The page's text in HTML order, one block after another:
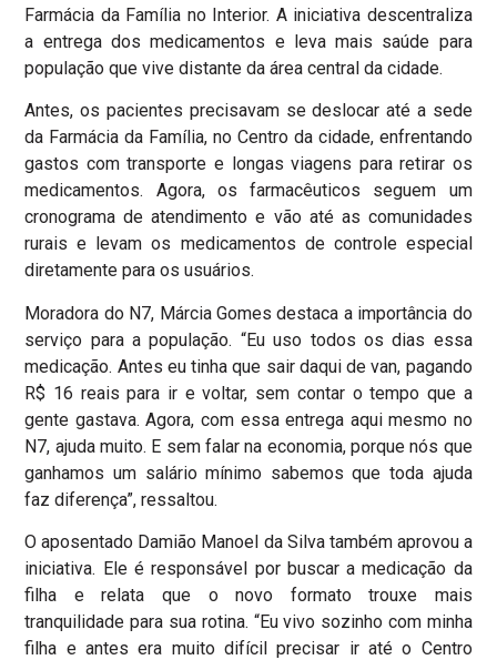
Farmácia da Família no Interior. A iniciativa descentraliza
a entrega dos medicamentos e leva mais saúde para
população que vive distante da área central da cidade.
Antes, os pacientes precisavam se deslocar até a sede
da Farmácia da Família, no Centro da cidade, enfrentando
gastos com transporte e longas viagens para retirar os
medicamentos. Agora, os farmacêuticos seguem um
cronograma de atendimento e vão até as comunidades
rurais e levam os medicamentos de controle especial
diretamente para os usuários.
Moradora do N7, Márcia Gomes destaca a importância do
serviço para a população. “Eu uso todos os dias essa
medicação. Antes eu tinha que sair daqui de van, pagando
R$ 16 reais para ir e voltar, sem contar o tempo que a
gente gastava. Agora, com essa entrega aqui mesmo no
N7, ajuda muito. E sem falar na economia, porque nós que
ganhamos um salário mínimo sabemos que toda ajuda
faz diferença”, ressaltou.
O aposentado Damião Manoel da Silva também aprovou a
iniciativa. Ele é responsável por buscar a medicação da
filha e relata que o novo formato trouxe mais
tranquilidade para sua rotina. “Eu vivo sozinho com minha
filha e antes era muito difícil precisar ir até o Centro